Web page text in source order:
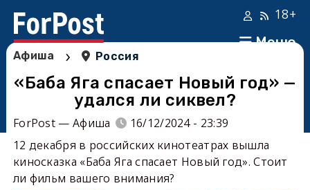
Меню
18+
Афиша › Россия
«Баба Яга спасает Новый год» —
удался ли сиквел?
ForPost — Афиша
16/12/2024 - 23:39
12 декабря в российских кинотеатрах вышла
киносказка «Баба Яга спасает Новый год». Стоит
ли фильм вашего внимания?